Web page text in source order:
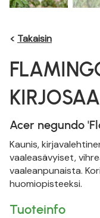
< Takaisin
Acer negundo
Kaunis,
vaaleasävyiset,
vaaleanpunaista.
huomiopisteeksi.
Tuoteinfo